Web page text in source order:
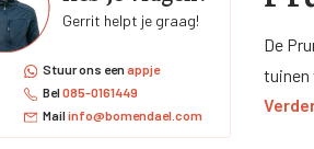
Gerrit helpt je graag!
Stuur ons eenappje
Bel085-0161449
Mailinfo@bomendael.com
De
tuinen